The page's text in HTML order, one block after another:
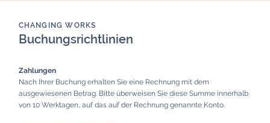
CHANGING WORKS
Buchungsrichtlinien
Zahlungen
Nach Ihrer Buchung erhalten Sie eine Rechnung mit dem
ausgewiesenen Betrag. Bitte überweisen Sie diese Summe innerhalb
von 10 Werktagen, auf das auf der Rechnung genannte Konto.